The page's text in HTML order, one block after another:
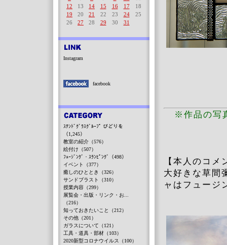
※作品の写
【本人のコメ
大好きな草間
ャはフュージ
12
13 14 15 16 17
18
19
20 21 22 23 24
25
26
27 28 29 30 31
Instagram
facebook
ｽﾃﾝﾄﾞｸﾞﾗｽｸﾞﾙｰﾌﾟ びどりを
（1,245）
教室の紹介（576）
絵付け（507）
ﾌｭｰｼﾞﾝｸﾞ・ｽﾗﾝﾋﾟﾝｸﾞ（498）
イベント（377）
癒しのひととき（326）
サンドブラスト（310）
授業内容（299）
展覧会・出版・リンク・お...
（216）
知っておきたいこと（212）
その他（201）
ガラスについて（121）
工具・道具・部材（103）
2020新型コロナウイルス（100）